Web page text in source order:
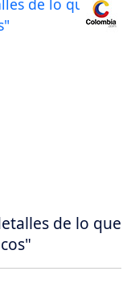
de lo que